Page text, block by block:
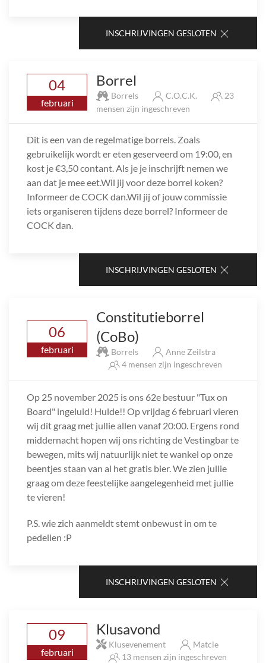
INSCHRIJVINGEN GESLOTEN
04
februari
Borrel
Borrels C.O.C.K.
23
mensen zijn ingeschreven
Dit is een van de regelmatige borrels. Zoals
gebruikelijk wordt er eten geserveerd om 19:00, en
kost je €3,50 contant. Als je je inschrijft nemen we
aan dat je mee eet.Wil jij voor deze borrel koken?
Informeer de COCK dan.Wil jij of jouw commissie
iets organiseren tijdens deze borrel? Informeer de
COCK dan.
INSCHRIJVINGEN GESLOTEN
06
februari
Constitutieborrel
(CoBo)
Borrels
Anne Zeilstra
4 mensen zijn ingeschreven
Op 25 november 2025 is ons 62e bestuur "Tux on
Board" ingeluid! Hulde!! Op vrijdag 6 februari vieren
wij dit graag met jullie allen vanaf 20:00. Ergens rond
middernacht hopen wij ons richting de Vestingbar te
bewegen, mits wij natuurlijk niet te wankel op onze
beentjes staan van al het gratis bier. We zien jullie
graag om deze feestelijke aangelegenheid met jullie
te vieren!
P.S. wie zich aanmeldt stemt onbewust in om te
pedellen :P
INSCHRIJVINGEN GESLOTEN
09
februari
Klusavond
Klusevenement
Matcie
13 mensen zijn ingeschreven